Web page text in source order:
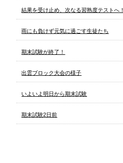
結果を受け止め、次なる習熟度テストへ！
雨にも負けず元気に過ごす生徒たち
期末試験が終了！
出雲ブロック大会の様子
いよいよ明日から期末試験
期末試験2日前